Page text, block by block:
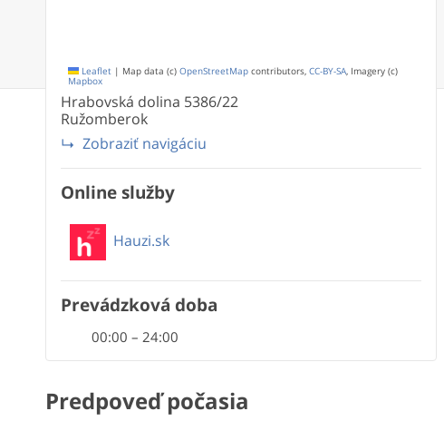
Leaflet | Map data (c) OpenStreetMap contributors, CC-BY-SA , Imagery (c)
Mapbox
Hrabovská dolina 5386/22
Ružomberok
Zobraziť navigáciu
Online služby
Hauzi.sk
Prevádzková doba
00:00 – 24:00
Predpoveď počasia